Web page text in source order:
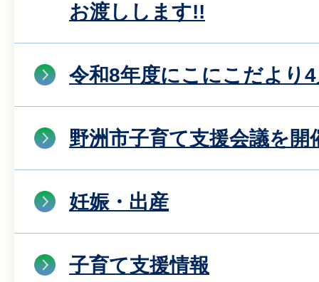
お渡しします!!
令和8年度にこにこだより
野洲市子育て支援会議を開
妊娠・出産
子育て支援情報